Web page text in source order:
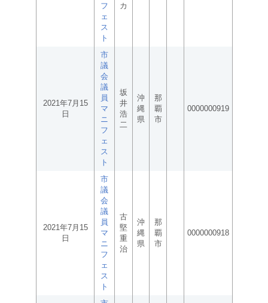
フ
ェ
ス
ト
カ
2021年7月15
日
市
議
会
議
員
マ
ニ
フ
ェ
ス
ト
坂
井
浩
二
沖
縄
県
那
覇
市
0000000919
2021年7月15
日
市
議
会
議
員
マ
ニ
フ
ェ
ス
ト
古
堅
重
治
沖
縄
県
那
覇
市
0000000918